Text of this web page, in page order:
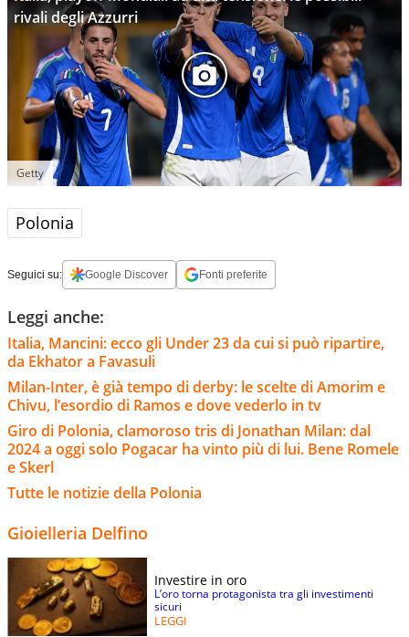
rivali degli Azzurri
Getty
Polonia
Seguici su: Google Discover Fonti preferite
Leggi anche:
Italia, Mancini: ecco gli Under 23 da cui si può ripartire,
da Ekhator a Favasuli
Milan-Inter, è già tempo di derby: le scelte di Amorim e
Chivu, l’esordio di Ramos e dove vederlo in tv
Giro di Polonia, clamoroso tris di Jonathan Milan: dal
2024 a oggi solo Pogacar ha vinto più di lui. Bene Romele
e Skerl
Tutte le notizie della Polonia
Gioielleria Delfino
Investire in oro
L’oro torna protagonista tra gli investimenti
sicuri
LEGGI